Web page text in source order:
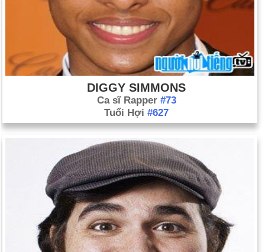
DIGGY SIMMONS
Ca sĩ Rapper #73
Tuổi Hợi #627